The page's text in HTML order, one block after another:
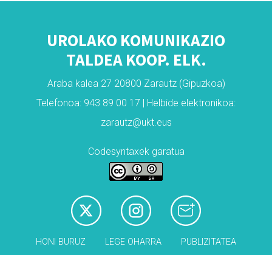
UROLAKO KOMUNIKAZIO
TALDEA KOOP. ELK.
Araba kalea 27 20800 Zarautz (Gipuzkoa)
Telefonoa: 943 89 00 17 | Helbide elektronikoa:
zarautz@ukt.eus
Codesyntaxek garatua
HONI BURUZ LEGE OHARRA PUBLIZITATEA